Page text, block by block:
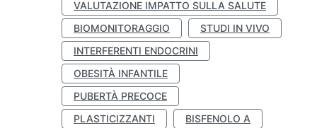
VALUTAZIONE IMPATTO SULLA SALUTE
BIOMONITORAGGIO
STUDI IN VIVO
INTERFERENTI ENDOCRINI
OBESITÀ INFANTILE
PUBERTÀ PRECOCE
PLASTICIZZANTI
BISFENOLO A